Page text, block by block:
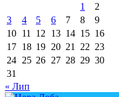
1
2
3
4 5 6 7 8
9
10 11 12 13 14 15 16
17 18 19 20 21 22 23
24 25 26 27 28 29 30
31
« Лип